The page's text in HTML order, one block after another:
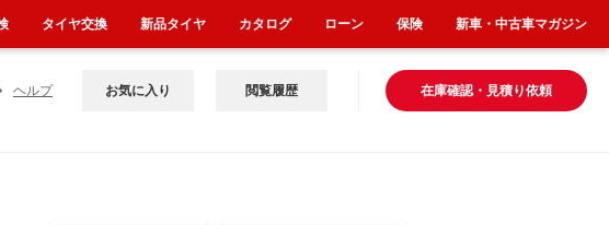
ヘルプ 在庫確認・見積り依頼
お気に入り 閲覧履歴
タイヤ交換 新品タイヤ カタログ ローン 保険 新車・中古車マガジン